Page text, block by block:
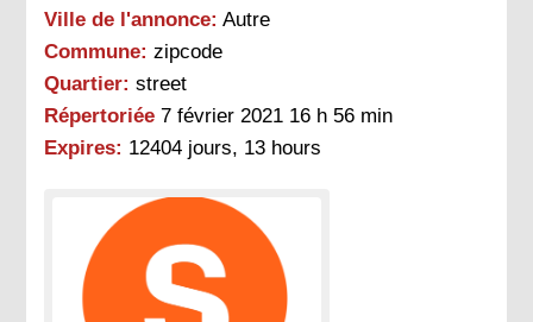
Ville de l'annonce: Autre
Commune: zipcode
Quartier: street
Répertoriée 7 février 2021 16 h 56 min
Expires: 12404 jours, 13 hours